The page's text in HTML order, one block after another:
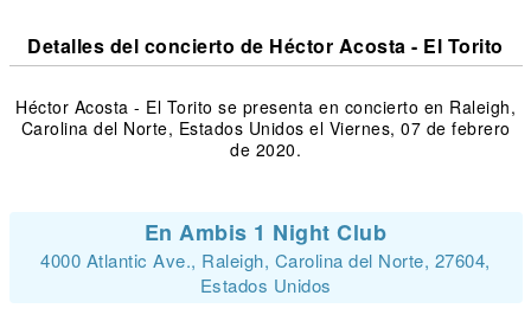
Detalles del concierto de Héctor Acosta - El Torito
Héctor Acosta - El Torito se presenta en concierto en Raleigh,
Carolina del Norte, Estados Unidos el Viernes, 07 de febrero
de 2020.
En Ambis 1 Night Club
4000 Atlantic Ave., Raleigh, Carolina del Norte, 27604,
Estados Unidos